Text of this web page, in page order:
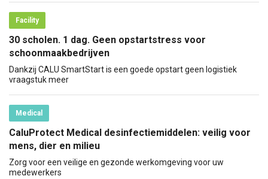
Facility
30 scholen. 1 dag. Geen opstartstress voor
schoonmaakbedrijven
Dankzij CALU SmartStart is een goede opstart geen logistiek
vraagstuk meer
Medical
CaluProtect Medical desinfectiemiddelen: veilig voor
mens, dier en milieu
Zorg voor een veilige en gezonde werkomgeving voor uw
medewerkers